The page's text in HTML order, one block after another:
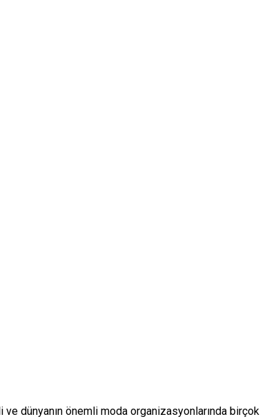
ve dünyanın önemli moda organizasyonlarında birçok